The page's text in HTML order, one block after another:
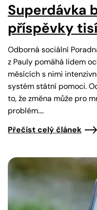
Superdávka
příspěvky
Odborná sociální
z Pauly pomáhá lidem
měsících s nimi
systém státní pomoci.
to, že změna může pro
problém.…
Přečíst celý článek